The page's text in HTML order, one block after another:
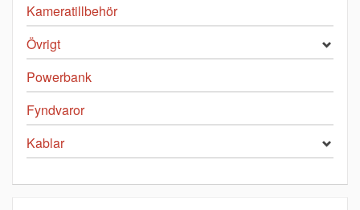
Kameratillbehör
Övrigt
Powerbank
Fyndvaror
Kablar